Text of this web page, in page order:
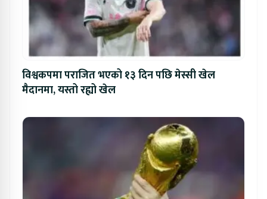
विश्वकपमा पराजित भएको १३ दिन पछि मेस्सी खेल
मैदानमा, यस्तो रह्यो खेल